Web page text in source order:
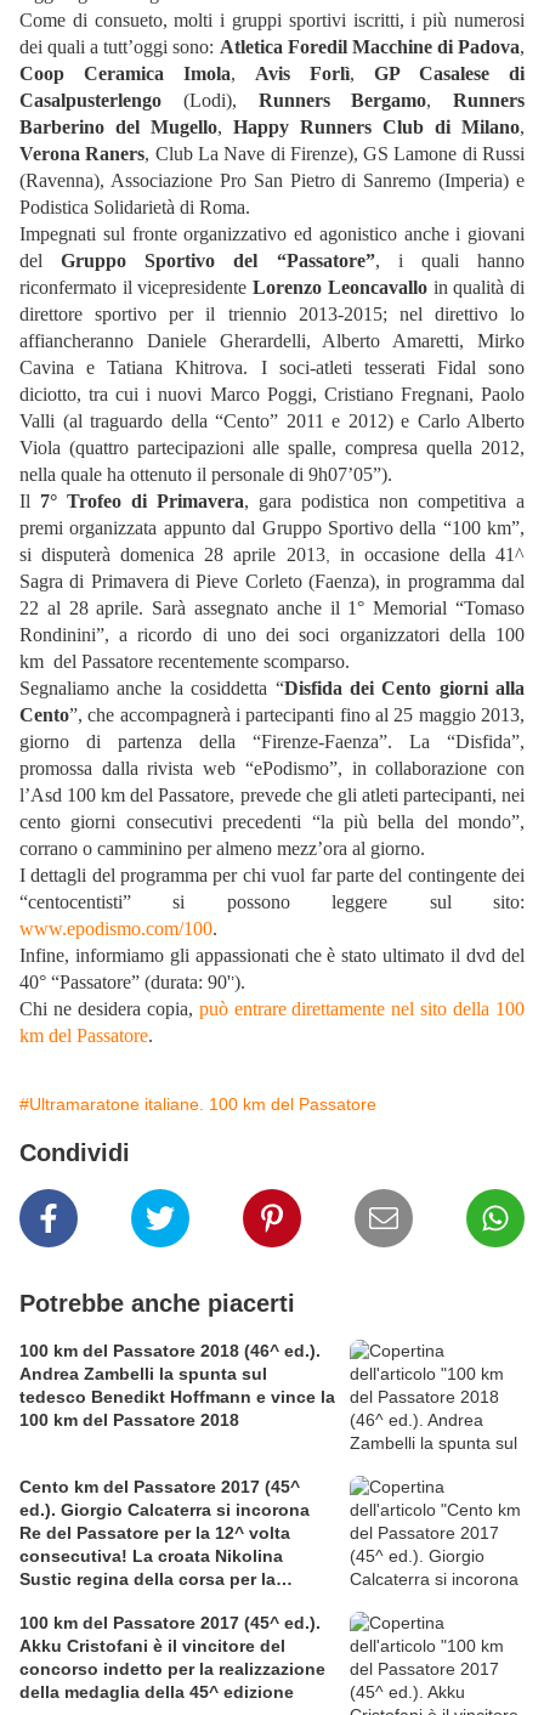
Come di consueto, molti i gruppi sportivi iscritti, i più numerosi
dei quali a tutt’oggi sono: Atletica Foredil Macchine di Padova,
Coop Ceramica Imola, Avis Forlì, GP Casalese di
Casalpusterlengo (Lodi), Runners Bergamo, Runners
Barberino del Mugello, Happy Runners Club di Milano,
Verona Raners, Club La Nave di Firenze), GS Lamone di Russi
(Ravenna), Associazione Pro San Pietro di Sanremo (Imperia) e
Podistica Solidarietà di Roma.
Impegnati sul fronte organizzativo ed agonistico anche i giovani
delGruppo Sportivo del “Passatore”, i quali hanno
riconfermato il vicepresidenteLorenzo Leoncavalloin qualità di
direttore sportivo per il triennio 2013-2015; nel direttivo lo
affiancheranno Daniele Gherardelli, Alberto Amaretti, Mirko
Cavina e Tatiana Khitrova. I soci-atleti tesserati Fidal sono
diciotto, tra cui i nuovi Marco Poggi, Cristiano Fregnani, Paolo
Valli (al traguardo della “Cento” 2011 e 2012) e Carlo Alberto
Viola (quattro partecipazioni alle spalle, compresa quella 2012,
nella quale ha ottenuto il personale di 9h07’05”).
Il 7° Trofeo di Primavera, gara podistica non competitiva a
premi organizzata appunto dal Gruppo Sportivo della “100 km”,
si disputerà domenica 28 aprile 2013, in occasione della 41^
Sagra di Primavera di Pieve Corleto (Faenza), in programma dal
22 al 28 aprile. Sarà assegnato anche il 1° Memorial “Tomaso
Rondinini”, a ricordo di uno dei soci organizzatori della 100
km del Passatore recentemente scomparso.
Segnaliamo anche la cosiddetta “Disfida dei Cento giorni alla
Cento”, che accompagnerà i partecipanti fino al 25 maggio 2013,
giorno di partenza della “Firenze-Faenza”. La “Disfida”,
promossa dalla rivista web “ePodismo”, in collaborazione con
l’Asd 100 km del Passatore, prevede che gli atleti partecipanti, nei
cento giorni consecutivi precedenti “la più bella del mondo”,
corrano o camminino per almeno mezz’ora al giorno.
I dettagli del programma per chi vuol far parte del contingente dei
“centocentisti” si possono leggere sul sito:
www.epodismo.com/100.
Infine, informiamo gli appassionati che è stato ultimato il dvd del
40° “Passatore” (durata: 90'’).
Chi ne desidera copia, può entrare direttamente nel sito della 100
km del Passatore.
#Ultramaratone italiane. 100 km del Passatore
Condividi
Potrebbe anche piacerti
100 km del Passatore 2018 (46^ ed.).
Andrea Zambelli la spunta sul
tedesco Benedikt Hoffmann e vince la
100 km del Passatore 2018
Cento km del Passatore 2017 (45^
ed.). Giorgio Calcaterra si incorona
Re del Passatore per la 12^ volta
consecutiva! La croata Nikolina
Sustic regina della corsa per la
100 km del Passatore 2017 (45^ ed.).
Akku Cristofani è il vincitore del
concorso indetto per la realizzazione
della medaglia della 45^ edizione